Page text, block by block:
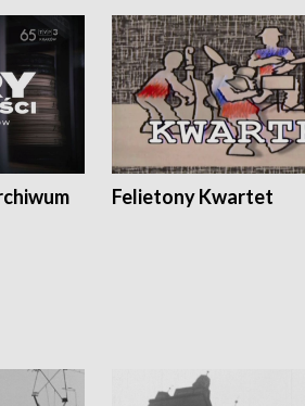
Felietony Kwartet